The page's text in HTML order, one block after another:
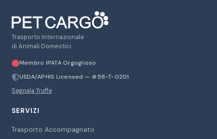
Trasporto Internazionale
di Animali Domestici
Membro IPATA Orgoglioso
USDA/APHIS Licensed — #58-T-0201
Segnala Truffe
SERVIZI
Trasporto Accompagnato